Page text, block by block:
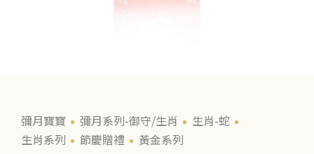
彌月寶寶 彌月系列-御守/生肖
生肖-蛇
生肖系列
節慶贈禮 黃金系列